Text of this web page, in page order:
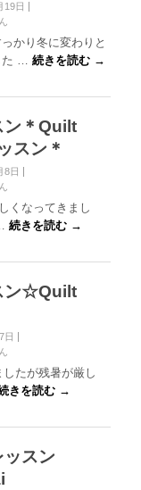
19日
かり冬に変わりと
た … 続きを読む →
ン＊Quilt
スン＊
8日
くなってきまし
続きを読む →
ン☆Quilt
日
たが残暑が厳し
きを読む →
スン